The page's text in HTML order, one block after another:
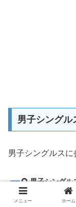
男子シングル
男子シングルスに
男子シングル
林詩棟（
メニュー ホーム